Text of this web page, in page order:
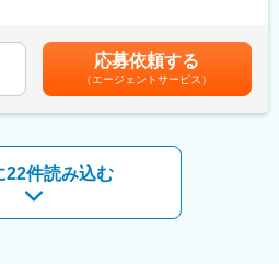
とが可能です。
店舗を目指しており、キャリアアップ
店長を経験
昇進
ャーに抜擢
、教育研修や商品開発、海外部門など他
なマネジメント
所、近隣の同業施設など、連携先の開
ト
取り組みなどを通してブランディング
月により初回賞与は支給要件あり■賞与
績50万～）賃金はあくまでも目安の金額
下する可能性があります。月給(月額)は固
。
応募依頼する
（エージェントサービス）
22件読み込む